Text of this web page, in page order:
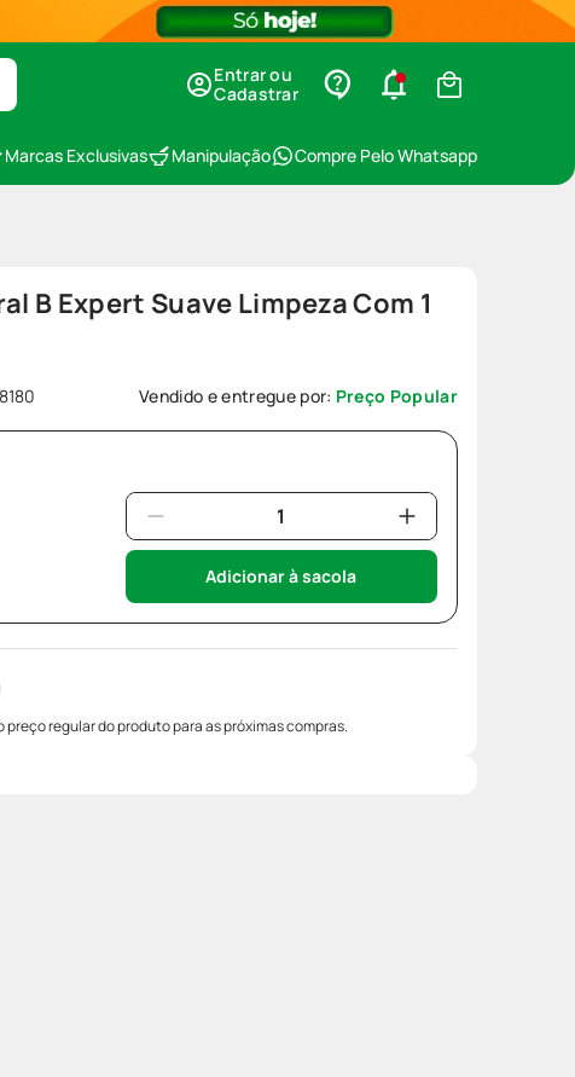
Entrar ou
Cadastrar
Marcas Exclusivas Manipulação Compre Pelo Whatsapp
B Expert Suave Limpeza Com 1
Vendido e entregue por: Preço Popular
Adicionar à sacola
regular do produto para as próximas compras.